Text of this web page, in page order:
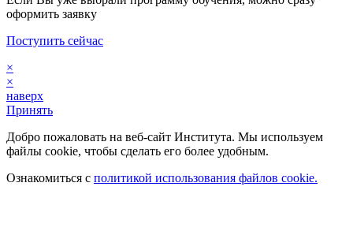
оформить заявку
Поступить сейчас
×
×
наверх
Принять
Добро пожаловать на веб-сайт Института. Мы используем
файлы cookie, чтобы сделать его более удобным.
Ознакомиться с политикой использования файлов cookie.